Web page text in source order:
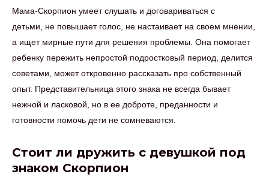
Мама-Скорпион умеет слушать и договариваться с
детьми, не повышает голос, не настаивает на своем мнении,
а ищет мирные пути для решения проблемы. Она помогает
ребенку пережить непростой подростковый период, делится
советами, может откровенно рассказать про собственный
опыт. Представительница этого знака не всегда бывает
нежной и ласковой, но в ее доброте, преданности и
готовности помочь дети не сомневаются.
Стоит ли дружить с девушкой под
знаком Скорпион